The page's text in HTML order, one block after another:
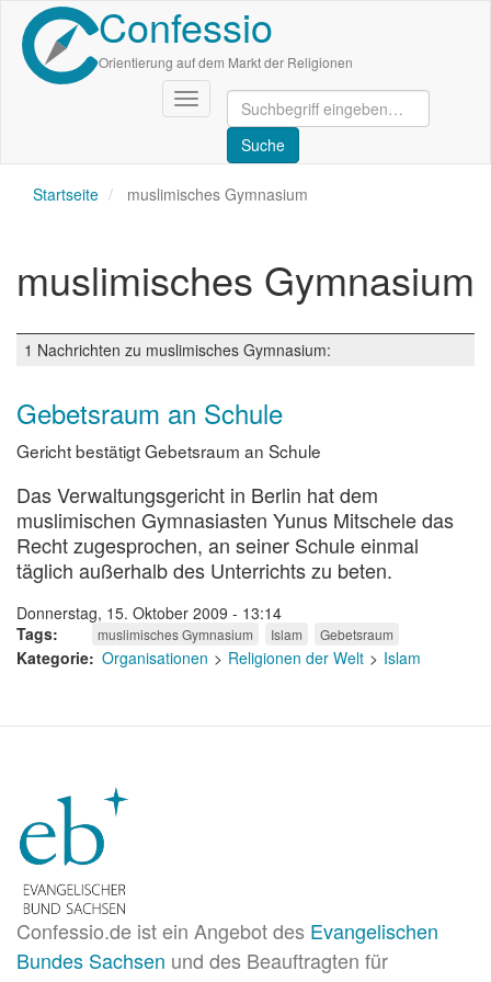
Direkt
zum
Inhalt
Confessio
Orientierung auf dem Markt der Religionen
Navigation
aktivieren/deaktivieren
Startseite muslimisches Gymnasium
muslimisches Gymnasium
1 Nachrichten zu muslimisches Gymnasium:
Gebetsraum an Schule
Gericht bestätigt Gebetsraum an Schule
Das Verwaltungsgericht in Berlin hat dem
muslimischen Gymnasiasten Yunus Mitschele das
Recht zugesprochen, an seiner Schule einmal
täglich außerhalb des Unterrichts zu beten.
Donnerstag, 15. Oktober 2009 - 13:14
Tags
muslimisches Gymnasium Islam Gebetsraum
Kategorie Organisationen Religionen der Welt Islam
Confessio.de ist ein Angebot des Evangelischen
Bundes Sachsen und des Beauftragten für